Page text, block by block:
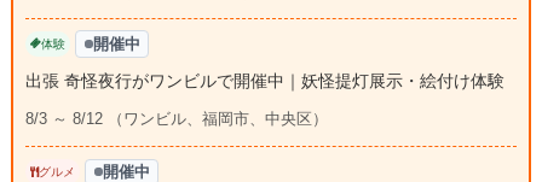
体験 開催中
出張 奇怪夜行がワンビルで開催中｜妖怪提灯展示・絵付け体験
8/3 ～ 8/12 （ワンビル、福岡市、中央区）
グルメ 開催中